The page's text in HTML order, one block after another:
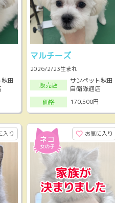
田
マルチーズ
2026/2/23生まれ
販売店
サンペット秋田
自衛隊通店
価格
170,500円
入り お気に入り